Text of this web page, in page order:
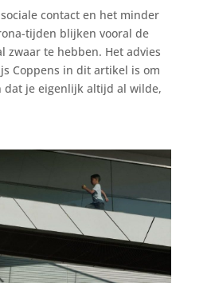
contact en het minder
tijden blijken vooral de
zwaar te hebben. Het advies
Coppens in dit artikel is om
dat je eigenlijk altijd al wilde,